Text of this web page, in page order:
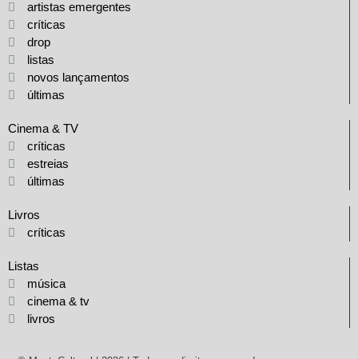
artistas emergentes
críticas
drop
listas
novos lançamentos
últimas
Cinema & TV
críticas
estreias
últimas
Livros
críticas
Listas
música
cinema & tv
livros